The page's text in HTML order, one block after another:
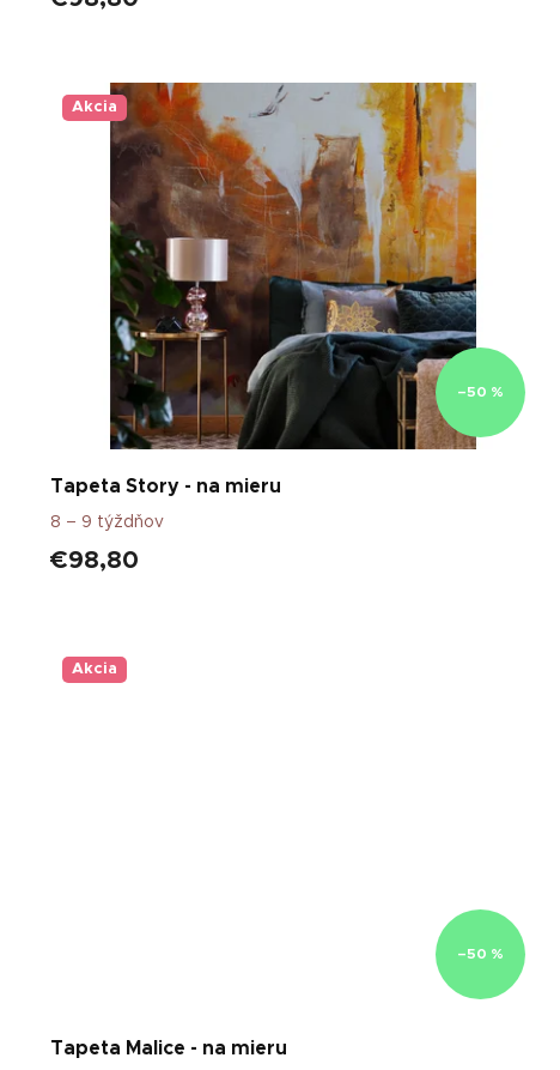
Akcia
–50 %
Tapeta Story - na mieru
8 – 9 týždňov
€98,80
Akcia
–50 %
Tapeta Malice - na mieru